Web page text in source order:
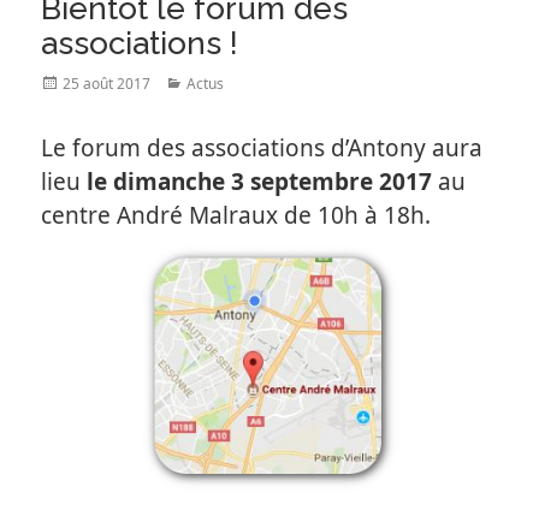
Bientôt le forum des
associations !
Posted
25 août 2017 Categories
Actus
Le forum des associations d’Antony aura
lieu le dimanche 3 septembre 2017 au
centre André Malraux de 10h à 18h.